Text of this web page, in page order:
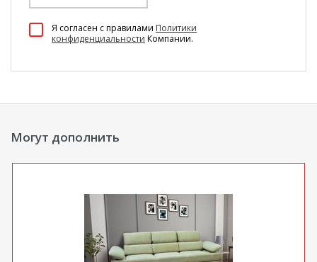
Я согласен c правилами Политики
конфиденциальности Компании.
Могут дополнить